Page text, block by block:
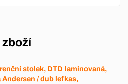
stolek, DTD laminovaná,
Andersen / dub lefkas,